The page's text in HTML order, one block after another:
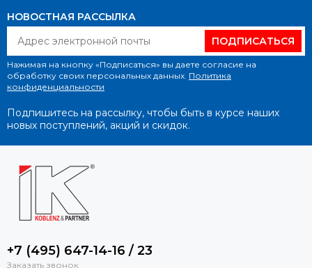
НОВОСТНАЯ РАССЫЛКА
ПОДПИСАТЬСЯ
Нажимая на кнопку «Подписаться» вы даете согласие на
обработку своих персональных данных. Политика
конфиденциальности
Подпишитесь на рассылку, чтобы быть в курсе наших
новых поступлений, акций и скидок.
+7 (495) 647-14-16 / 23
Заказать звонок